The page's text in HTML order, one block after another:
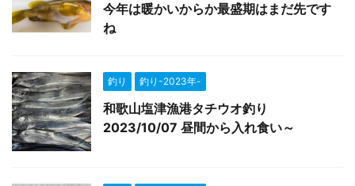
今年は暖かいからか最盛期はまだ先です
ね
釣り 釣り-2023年-
和歌山塩津漁港タチウオ釣り
2023/10/07 昼間から入れ食い～